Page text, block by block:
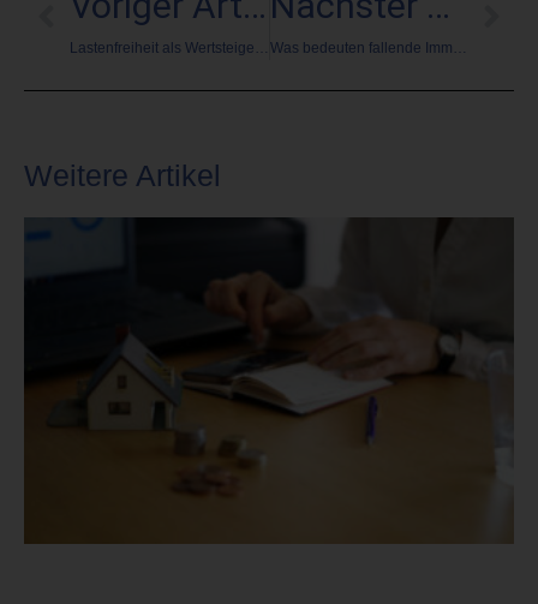
Lastenfreiheit als Wertsteigerung Was bedeuten fallende Immobilienpreise für Eigentümer?
Weitere Artikel